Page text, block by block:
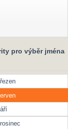
pro výběr jména